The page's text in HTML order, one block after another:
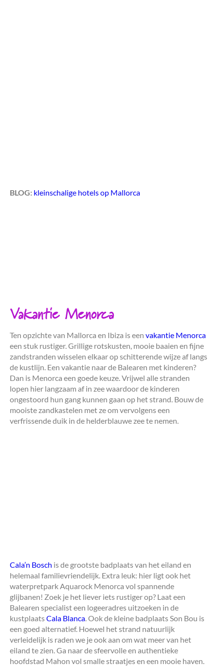
BLOG: kleinschalige hotels op Mallorca
Vakantie Menorca
Ten opzichte van Mallorca en Ibiza is een vakantie Menorca
een stuk rustiger. Grillige rotskusten, mooie baaien en fijne
zandstranden wisselen elkaar op schitterende wijze af langs
de kustlijn. Een vakantie naar de Balearen met kinderen?
Dan is Menorca een goede keuze. Vrijwel alle stranden
lopen hier langzaam af in zee waardoor de kinderen
ongestoord hun gang kunnen gaan op het strand. Bouw de
mooiste zandkastelen met ze om vervolgens een
verfrissende duik in de helderblauwe zee te nemen.
Cala’n Bosch is de grootste badplaats van het eiland en
helemaal familievriendelijk. Extra leuk: hier ligt ook het
waterpretpark Aquarock Menorca vol spannende
glijbanen! Zoek je het liever iets rustiger op? Laat een
Balearen specialist een logeeradres uitzoeken in de
kustplaatsCala Blanca . Ook de kleine badplaats Son Bou is
een goed alternatief. Hoewel het strand natuurlijk
verleidelijk is raden we je ook aan om wat meer van het
eiland te zien. Ga naar de sfeervolle en authentieke
hoofdstad Mahon vol smalle straatjes en een mooie haven.